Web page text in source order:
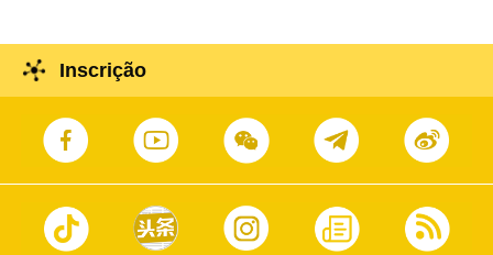
Inscrição